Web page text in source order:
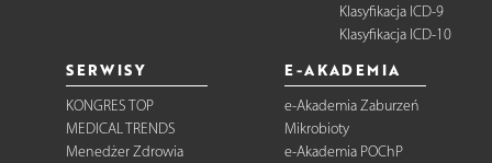
Klasyfikacja ICD-9
Klasyfikacja ICD-10
SERWISY
KONGRES TOP
MEDICAL TRENDS
Menedżer Zdrowia
E-AKADEMIA
e-Akademia Zaburzeń
Mikrobioty
e-Akademia POChP